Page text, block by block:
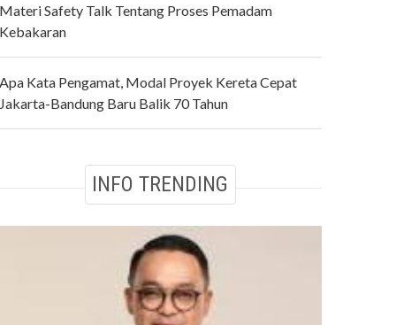
Safety Talk Tentang Proses Pemadam
Kata Pengamat, Modal Proyek Kereta Cepat
Bandung Baru Balik 70 Tahun
INFO TRENDING